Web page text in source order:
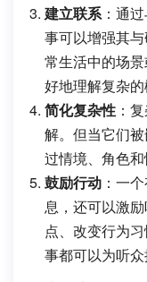
建立联系：通
事可以增强其
常生活中的场
好地理解复杂的
简化复杂性 ：
解。但当它们
过情境、角色和
鼓励行动 ：一
息，还可以激
点、改变行为
事都可以为听众